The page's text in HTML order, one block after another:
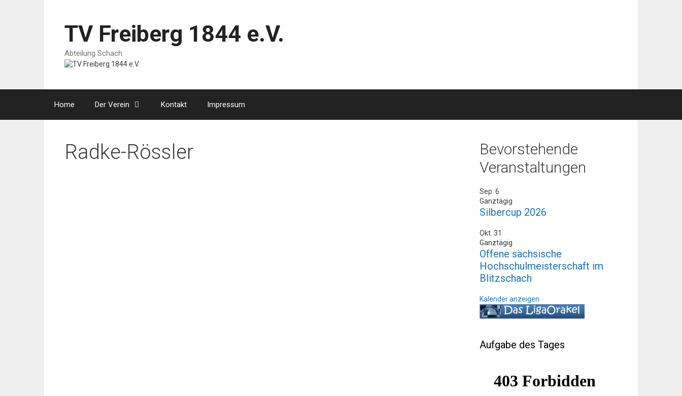
TV Freiberg 1844 e.V.
Abteilung Schach
Home Der Verein Kontakt Impressum
Radke-Rössler
Bevorstehende
Veranstaltungen
Sep. 6
Ganztägig
Silbercup 2026
Okt. 31
Ganztägig
Offene sächsische
Hochschulmeisterschaft im
Blitzschach
Kalender anzeigen
Aufgabe des Tages